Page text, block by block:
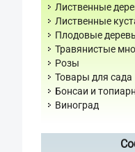
Лиственные
Лиственные
Плодовые
Травянистые
Розы
Товары для сада
Бонсаи и
Виноград